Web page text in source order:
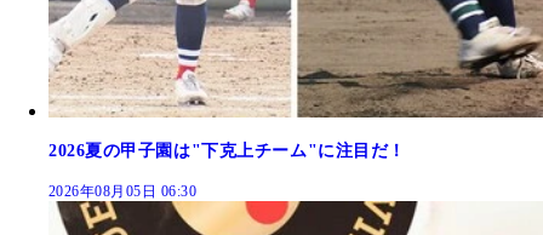
2026夏の甲子園は"下克上チーム"に注目だ！
2026年08月05日 06:30